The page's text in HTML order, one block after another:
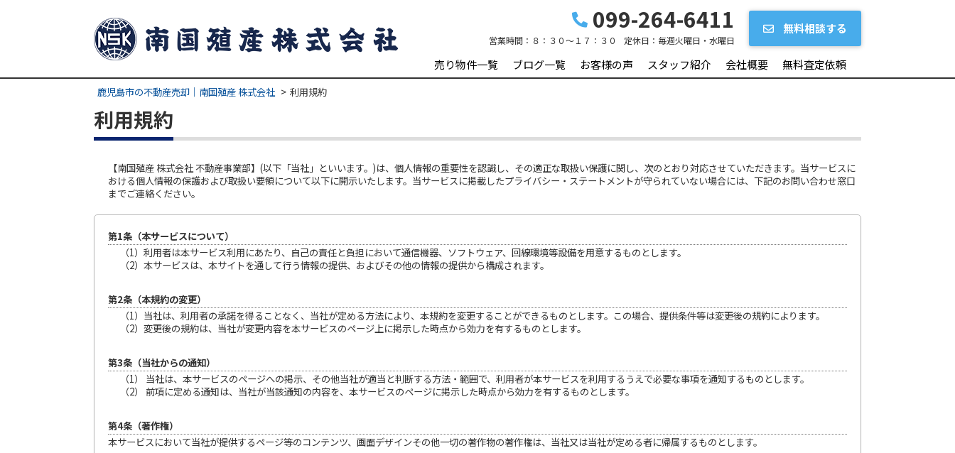
099-264-6411
営業時間： ８：３０～１７：３０ 定休日： 毎週火曜日・水曜日
無料相談する
売り物件一覧 ブログ一覧 お客様の声 スタッフ紹介 会社概要 無料査定依頼
鹿児島市の不動産売却｜南国殖産 株式会社 利用規約
利用規約
【南国殖産 株式会社 不動産事業部】(以下「当社」といいます。)は、個人情報の重要性を認識し、その適正な取扱い保護に関し、次のとおり対応させていただきます。当サービスに
おける個人情報の保護および取扱い要領について以下に開示いたします。当サービスに掲載したプライバシー・ステートメントが守られていない場合には、下記のお問い合わせ窓口
までご連絡ください。
第1条（本サービスについて）
（1）利用者は本サービス利用にあたり、自己の責任と負担において通信機器、ソフトウェア、回線環境等設備を用意するものとします。
（2）本サービスは、本サイトを通して行う情報の提供、およびその他の情報の提供から構成されます。
第2条（本規約の変更）
（1）当社は、利用者の承諾を得ることなく、当社が定める方法により、本規約を変更することができるものとします。この場合、提供条件等は変更後の規約によります。
（2）変更後の規約は、当社が変更内容を本サービスのページ上に掲示した時点から効力を有するものとします。
第3条（当社からの通知）
（1） 当社は、本サービスのページへの掲示、その他当社が適当と判断する方法・範囲で、利用者が本サービスを利用するうえで必要な事項を通知するものとします。
（2） 前項に定める通知は、当社が当該通知の内容を、本サービスのページに掲示した時点から効力を有するものとします。
第4条（著作権）
本サービスにおいて当社が提供するページ等のコンテンツ、画面デザインその他一切の著作物の著作権は、当社又は当社が定める者に帰属するものとします。